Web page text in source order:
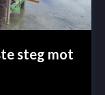
steg mot